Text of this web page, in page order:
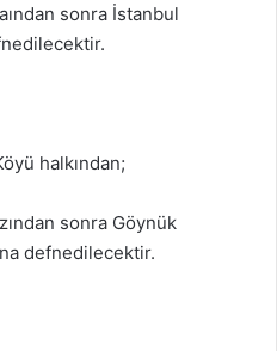
sonra İstanbul
halkından;
sonra Göynük
defnedilecektir.